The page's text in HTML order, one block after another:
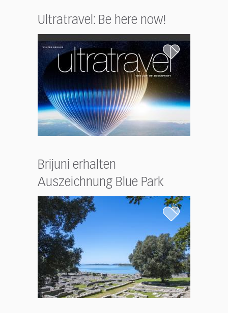
Ultratravel: Be here now!
Brijuni erhalten
Auszeichnung Blue Park